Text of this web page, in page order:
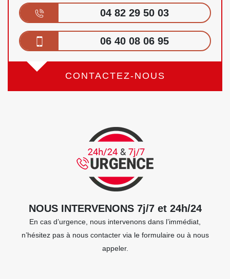
04 82 29 50 03
06 40 08 06 95
CONTACTEZ-NOUS
NOUS INTERVENONS 7j/7 et 24h/24
En cas d’urgence, nous intervenons dans l’immédiat,
n’hésitez pas à nous contacter via le formulaire ou à nous
appeler.